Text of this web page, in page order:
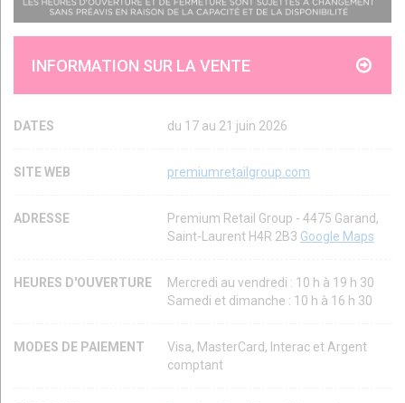
INFORMATION SUR LA VENTE
DATES du 17 au 21 juin 2026
SITE WEB premiumretailgroup.com
ADRESSE
Premium Retail Group - 4475 Garand,
Saint-Laurent H4R 2B3 Google Maps
HEURES D'OUVERTURE
Mercredi au vendredi : 10 h à 19 h 30
Samedi et dimanche : 10 h à 16 h 30
MODES DE PAIEMENT
Visa, MasterCard, Interac et Argent
comptant